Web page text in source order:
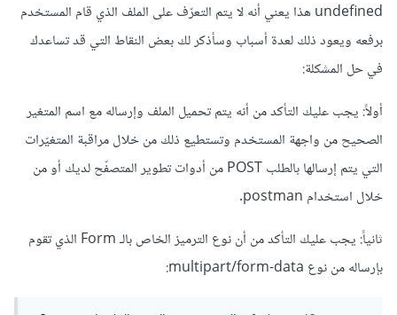
undefined هذا يعني أنه لا يتم التعرّف على الملف الذي قام المستخدم
برفعه ويعود ذلك لعدة أسباب وسأذكر لك بعض النقاط التي قد تساعدك
في حل المشكلة:
أولاً: يجب عليك التأكد من أنه يتم تحميل الملف وإرساله مع اسم المتغير
الصحيح من واجهة المستخدم وتستطيع ذلك من خلال مراقبة المتغيّرات
التي يتم إرسالها بالطلب POST من أدوات تطوير المتصفّح لديك أو من
خلال استخدام postman.
ثانياً: يجب عليك التأكد من أن نوع الترميز الخاص بالـ Form الذي تقوم
بإرساله من نوع multipart/form-data: